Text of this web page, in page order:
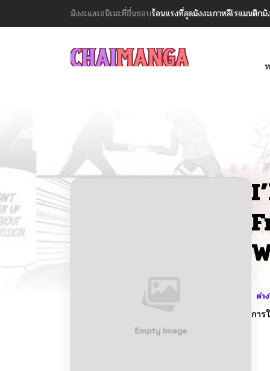
มังงะและอนิเมะที่ชื่นชอบร้อนแรงที่สุดมังงะเกาหลีโรแมนติกมั
ต่า
การ